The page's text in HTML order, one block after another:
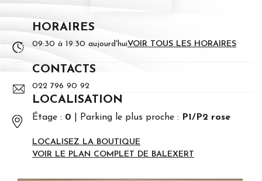
HORAIRES
09:30 à 19:30 aujourd'huiVOIR TOUS LES HORAIRES
CONTACTS
022 796 90 92
LOCALISATION
Étage : 0 Parking le plus proche : P1/P2 rose
LOCALISEZ LA BOUTIQUE
VOIR LE PLAN COMPLET DE BALEXERT